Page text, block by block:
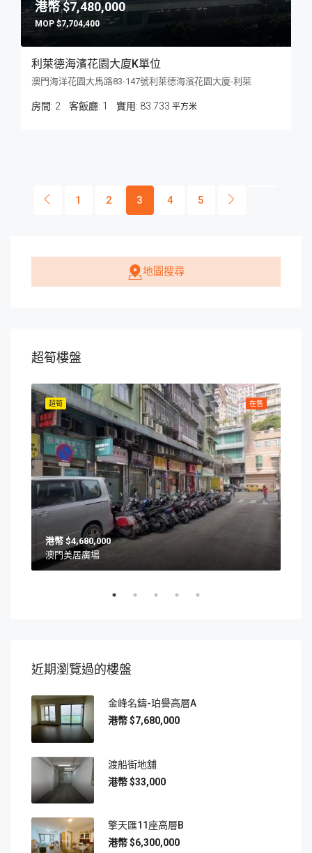
$7,480,000
$7,704,400
利萊德海濱花園大廈K單位
澳門海洋花園大馬路83-147號利萊德海濱花園大廈-利萊
房間: 2 客飯廳: 1 83.733 平方米
1 2 3 4 5
地圖搜尋
超筍樓盤
在售
超筍
$4,680,000
澳門美居廣場
近期瀏覽過的樓盤
金峰名鑄-珀譽高層A
$7,680,000
渡船街地舖
$33,000
擎天匯11座高層B
$6,300,000